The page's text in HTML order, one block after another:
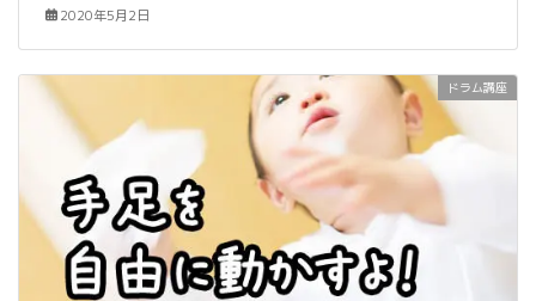
2020年5月2日
ドラム講座